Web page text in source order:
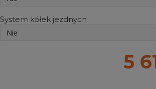
System kółek jezdnych
Nie
5